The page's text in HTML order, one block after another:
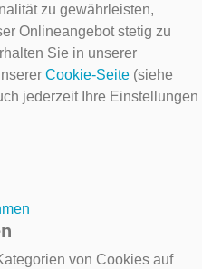
zu gewährleisten,
Onlineangebot stetig zu
Sie in unserer
Cookie-Seite (siehe
jederzeit Ihre Einstellungen
von Cookies auf